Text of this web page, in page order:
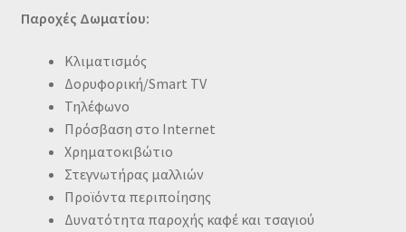
Παροχές Δωματίου:
Κλιματισμός
Δορυφορική/Smart TV
Τηλέφωνο
Πρόσβαση στο Internet
Χρηματοκιβώτιο
Στεγνωτήρας μαλλιών
Προϊόντα περιποίησης
Δυνατότητα παροχής καφέ και τσαγιού